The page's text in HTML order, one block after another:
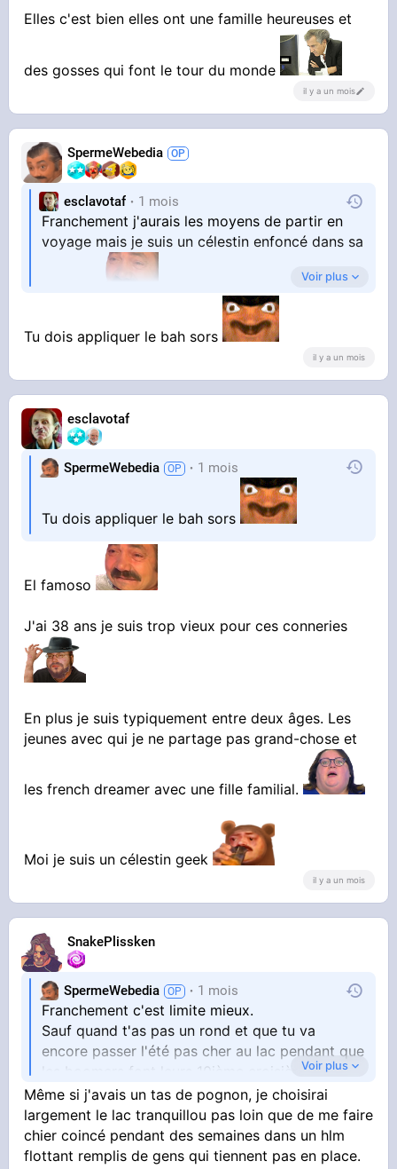
Je les hais
Elles c'est bien elles ont une famille heureuses et
des gosses qui font le tour du monde
il y a un mois
SpermeWebedia
esclavotaf 1 mois
Franchement j'aurais les moyens de partir en
voyage mais je suis un célestin enfoncé dans sa
Elles c'est bien elles ont une famille heureuses
Voir plus
Tu dois appliquer le bah sors
il y a un mois
esclavotaf
SpermeWebedia 1 mois
Tu dois appliquer le bah sors
El famoso
J'ai 38 ans je suis trop vieux pour ces conneries
En plus je suis typiquement entre deux âges. Les
jeunes avec qui je ne partage pas grand-chose et
les french dreamer avec une fille familial.
Moi je suis un célestin geek
il y a un mois
SnakePlissken
SpermeWebedia 1 mois
Franchement c'est limite mieux.
Sauf quand t'as pas un rond et que tu va
encore passer l'été pas cher au lac pendant que
les boomers font leurs 10ième croisière Costa
et essaye encore de te passer devant dans la
file du supermarché un samedi
Voir plus
Même si j'avais un tas de pognon, je choisirai
largement le lac tranquillou pas loin que de me faire
chier coincé pendant des semaines dans un hlm
flottant remplis de gens qui tiennent pas en place.